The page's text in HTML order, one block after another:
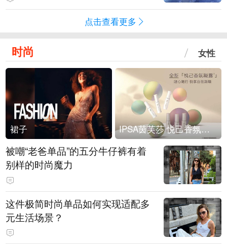
点击查看更多
时尚 女性
裙子 IPSA茵芙莎 悦己香氛凝露上市
被嘲“老爸单品”的五分牛仔裤有着
别样的时尚魔力
这件极简时尚单品如何实现适配多
元生活场景？